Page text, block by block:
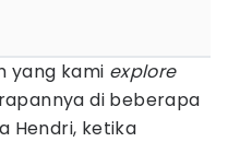
yang kami explore
di beberapa
Hendri, ketika